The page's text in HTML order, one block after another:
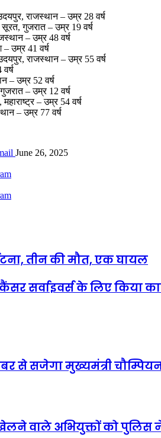
राजस्थान – उम्र 28 वर्ष
सूरत, गुजरात – उम्र 19 वर्ष
– उम्र 48 वर्ष
– उम्र 41 वर्ष
राजस्थान – उम्र 55 वर्ष
– उम्र 52 वर्ष
– उम्र 12 वर्ष
– उम्र 54 वर्ष
– उम्र 77 वर्ष
June 26, 2025
तीन की मौत, एक घायल
सर्वाइवर्स के लिए किया
से सजेगा मुख्यमंत्री
वाले अभियुक्तों को पुलिस